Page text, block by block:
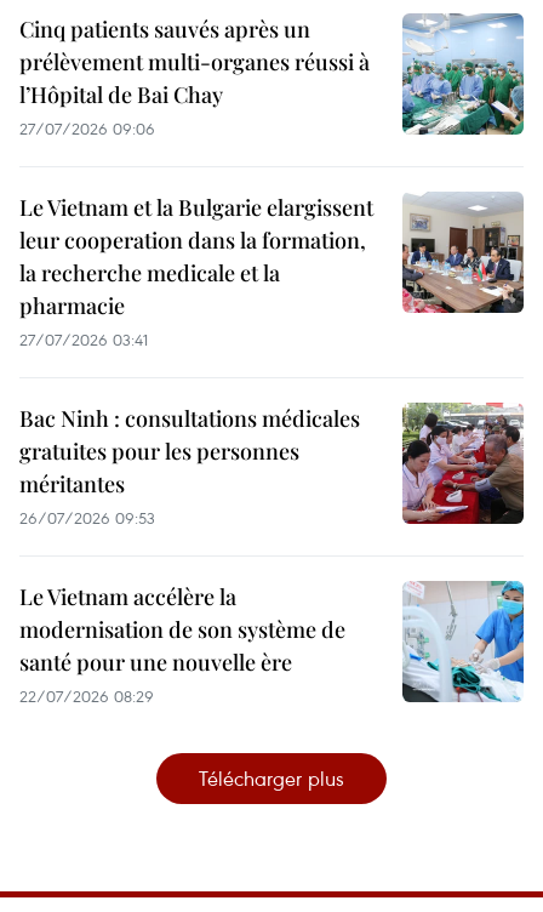
Cinq patients sauvés après un
prélèvement multi-organes réussi à
l’Hôpital de Bai Chay
27/07/2026 09:06
Le Vietnam et la Bulgarie elargissent
leur cooperation dans la formation,
la recherche medicale et la
pharmacie
27/07/2026 03:41
Bac Ninh : consultations médicales
gratuites pour les personnes
méritantes
26/07/2026 09:53
Le Vietnam accélère la
modernisation de son système de
santé pour une nouvelle ère
22/07/2026 08:29
Télécharger plus